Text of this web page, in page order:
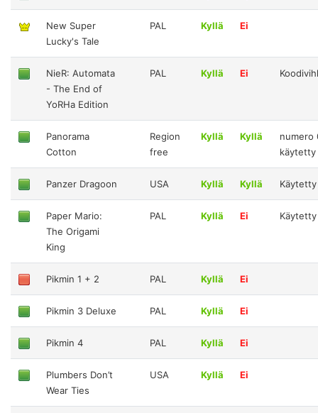
New Super
Lucky's Tale
PAL Kyllä Ei
NieR: Automata
- The End of
YoRHa Edition
PAL Kyllä Ei
Panorama
Cotton
Region
free
Kyllä Kyllä
numero
käytetty
Panzer Dragoon USA Kyllä Kyllä Käytetty
Paper Mario:
The Origami
King
PAL Kyllä Ei Käytetty
Pikmin 1 + 2 PAL Kyllä Ei
Pikmin 3 Deluxe PAL Kyllä Ei
Pikmin 4 PAL Kyllä Ei
Plumbers Don’t
Wear Ties
USA Kyllä Ei